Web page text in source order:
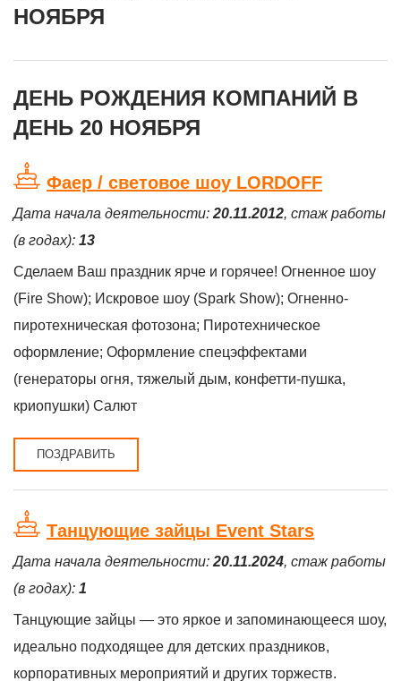
НОЯБРЯ
ДЕНЬ РОЖДЕНИЯ КОМПАНИЙ В
ДЕНЬ 20 НОЯБРЯ
Фаер / световое шоу LORDOFF
Дата начала деятельности: 20.11.2012, стаж работы
(в годах): 13
Сделаем Ваш праздник ярче и горячее! Огненное шоу
(Fire Show); Искровое шоу (Spark Show); Огненно-
пиротехническая фотозона; Пиротехническое
оформление; Оформление спецэффектами
(генераторы огня, тяжелый дым, конфетти-пушка,
криопушки) Салют
ПОЗДРАВИТЬ
Танцующие зайцы Event Stars
Дата начала деятельности: 20.11.2024, стаж работы
(в годах): 1
Танцующие зайцы — это яркое и запоминающееся шоу,
идеально подходящее для детских праздников,
корпоративных мероприятий и других торжеств.